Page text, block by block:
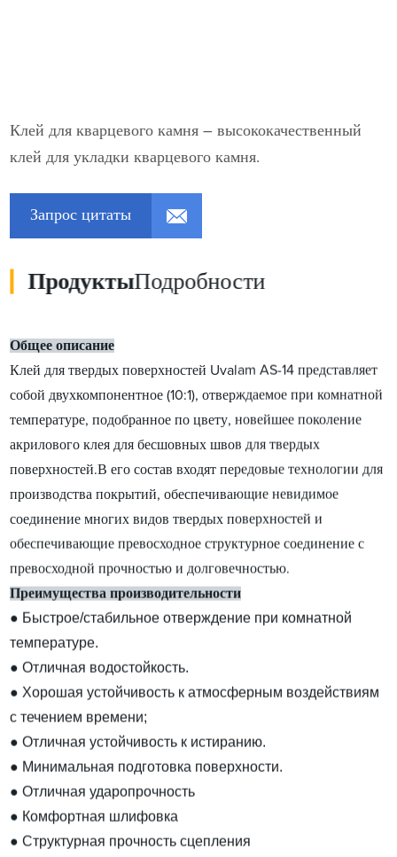
Клей для кварцевого камня – высококачественный
клей для укладки кварцевого камня.
Запрос цитаты
ПродуктыПодробности
Общее описание
Клей для твердых поверхностей Uvalam AS-14 представляет
собой двухкомпонентное (10:1), отверждаемое при комнатной
температуре, подобранное по цвету, новейшее поколение
акрилового клея для бесшовных швов для твердых
поверхностей.В его состав входят передовые технологии для
производства покрытий, обеспечивающие невидимое
соединение многих видов твердых поверхностей и
обеспечивающие превосходное структурное соединение с
превосходной прочностью и долговечностью.
Преимущества производительности
● Быстрое/стабильное отверждение при комнатной
температуре.
● Отличная водостойкость.
● Хорошая устойчивость к атмосферным воздействиям
с течением времени;
● Отличная устойчивость к истиранию.
● Минимальная подготовка поверхности.
● Отличная ударопрочность
● Комфортная шлифовка
● Структурная прочность сцепления